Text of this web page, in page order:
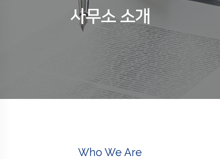
사무소 소개
Who We Are